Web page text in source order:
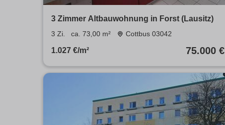
3 Zimmer Altbauwohnung in Forst (Lausitz)
3 Zi. ca. 73,00 m² Cottbus 03042
1.027 €/m² 75.000 €